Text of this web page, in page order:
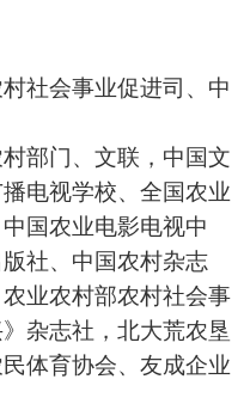
社会事业促进司、中
部门、文联，中国文
电视学校、全国农业
国农业电影电视中
社、中国农村杂志
业农村部农村社会事
杂志社，北大荒农垦
体育协会、友成企业